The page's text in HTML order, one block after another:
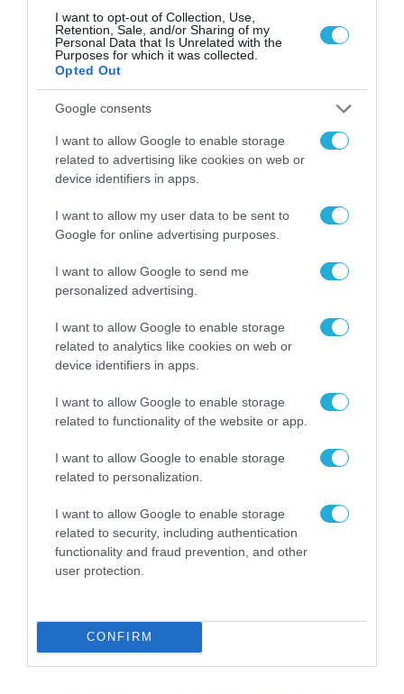
I want to opt-out of Collection, Use,
Retention, Sale, and/or Sharing of my
Personal Data that Is Unrelated with the
Purposes for which it was collected.
Opted Out
Google consents
I want to allow Google to enable storage
related to advertising like cookies on web or
device identifiers in apps.
I want to allow my user data to be sent to
Google for online advertising purposes.
I want to allow Google to send me
personalized advertising.
I want to allow Google to enable storage
related to analytics like cookies on web or
device identifiers in apps.
I want to allow Google to enable storage
related to functionality of the website or app.
I want to allow Google to enable storage
related to personalization.
I want to allow Google to enable storage
related to security, including authentication
functionality and fraud prevention, and other
user protection.
CONFIRM
με το 2020. Η ακριβής πορεία των μεγεθών
θα εξαρτηθεί από την επίδραση και τη
διάρκεια ισχύος των περιοριστικών μέτρων,
την πορεία των εμβολιασμών καθώς επίσης
την πορεία και τις επιπτώσεις της
πανδημίας στην οικονομία γενικότερα.
Επιφύλαξη υπάρχει σχετικά με την
κατάσταση της οικονομίας μετά την άρση
των περιορισμών και των κρατικών
κατανάλωση.
CARDLINK
INFO QUEST
TECHNOLOGIES
QUEST